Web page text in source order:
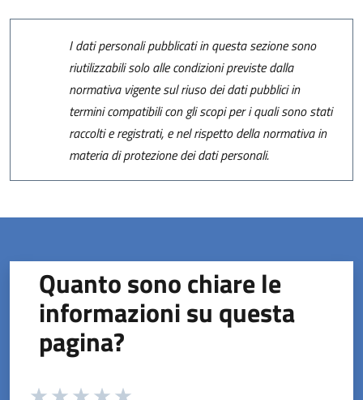
I dati personali pubblicati in questa sezione sono
riutilizzabili solo alle condizioni previste dalla
normativa vigente sul riuso dei dati pubblici in
termini compatibili con gli scopi per i quali sono stati
raccolti e registrati, e nel rispetto della normativa in
materia di protezione dei dati personali.
Quanto sono chiare le
informazioni su questa
pagina?
Valuta da 1 a 5 stelle la pagina